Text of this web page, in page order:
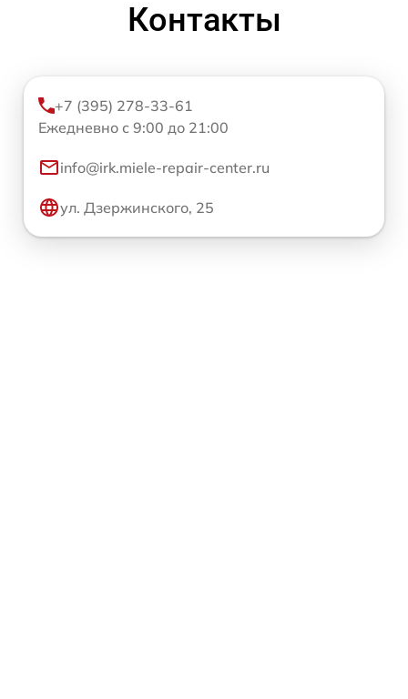
Контакты
+7 (395) 278-33-61
Ежедневно с 9:00 до 21:00
info@irk.miele-repair-center.ru
ул. Дзержинского, 25